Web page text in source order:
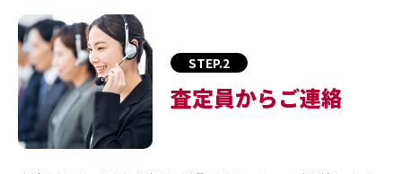
STEP.2
査定員からご連絡